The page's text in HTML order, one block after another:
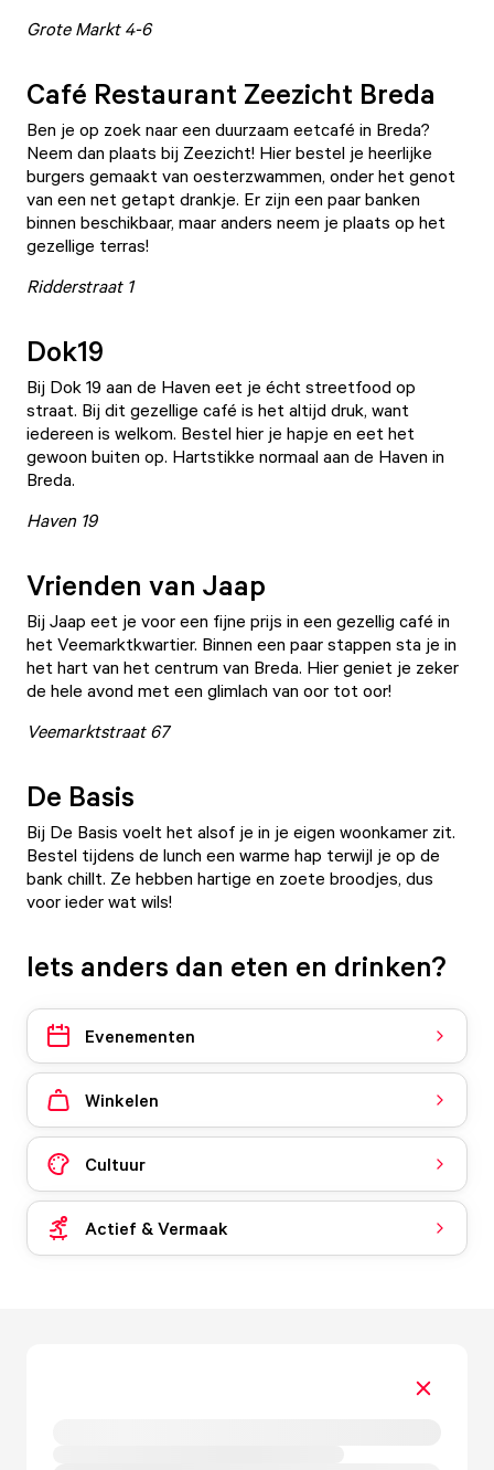
Grote Markt 4-6
Café Restaurant Zeezicht Breda
Ben je op zoek naar een duurzaam eetcafé in Breda?
Neem dan plaats bij Zeezicht! Hier bestel je heerlijke
burgers gemaakt van oesterzwammen, onder het genot
van een net getapt drankje. Er zijn een paar banken
binnen beschikbaar, maar anders neem je plaats op het
gezellige terras!
Ridderstraat 1
Dok19
Bij Dok 19 aan de Haven eet je écht streetfood op
straat. Bij dit gezellige café is het altijd druk, want
iedereen is welkom. Bestel hier je hapje en eet het
gewoon buiten op. Hartstikke normaal aan de Haven in
Breda.
Haven 19
Vrienden van Jaap
Bij Jaap eet je voor een fijne prijs in een gezellig café in
het Veemarktkwartier. Binnen een paar stappen sta je in
het hart van het centrum van Breda. Hier geniet je zeker
de hele avond met een glimlach van oor tot oor!
Veemarktstraat 67
De Basis
Bij De Basis voelt het alsof je in je eigen woonkamer zit.
Bestel tijdens de lunch een warme hap terwijl je op de
bank chillt. Ze hebben hartige en zoete broodjes, dus
voor ieder wat wils!
Iets anders dan eten en drinken?
Evenementen
Winkelen
Cultuur
Actief & Vermaak